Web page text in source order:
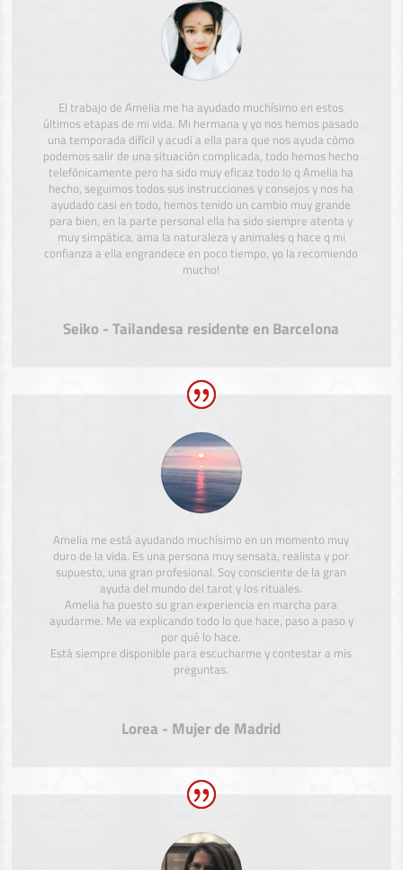
El trabajo de Amelia me ha ayudado muchísimo en estos
últimos etapas de mi vida. Mi hermana y yo nos hemos pasado
una temporada difícil y acudí a ella para que nos ayuda cómo
podemos salir de una situación complicada, todo hemos hecho
telefónicamente pero ha sido muy eficaz todo lo q Amelia ha
hecho, seguimos todos sus instrucciones y consejos y nos ha
ayudado casi en todo, hemos tenido un cambio muy grande
para bien, en la parte personal ella ha sido siempre atenta y
muy simpática, ama la naturaleza y animales q hace q mi
confianza a ella engrandece en poco tiempo, yo la recomiendo
mucho!
Seiko - Tailandesa residente en Barcelona
Amelia me está ayudando muchísimo en un momento muy
duro de la vida. Es una persona muy sensata, realista y por
supuesto, una gran profesional. Soy consciente de la gran
ayuda del mundo del tarot y los rituales.
Amelia ha puesto su gran experiencia en marcha para
ayudarme. Me va explicando todo lo que hace, paso a paso y
por qué lo hace.
Está siempre disponible para escucharme y contestar a mis
preguntas.
Lorea - Mujer de Madrid